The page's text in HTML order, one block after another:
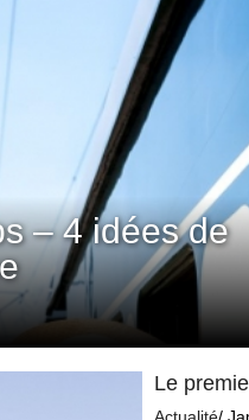
– 4 idées de
Le